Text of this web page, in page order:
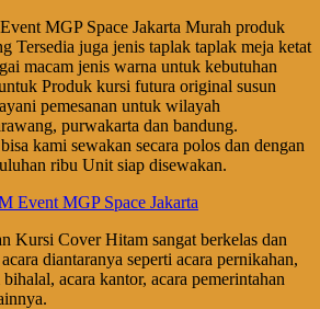
MGP Space Jakarta Murah produk
Tersedia juga jenis taplak taplak meja ketat
macam jenis warna untuk kebutuhan
Produk kursi futura original susun
pemesanan untuk wilayah
purwakarta dan bandung.
kami sewakan secara polos dan dengan
ribu Unit siap disewakan.
Kursi Cover Hitam sangat berkelas dan
diantaranya seperti acara pernikahan,
acara kantor, acara pemerintahan